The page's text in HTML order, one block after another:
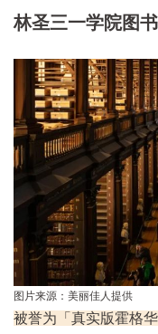
林圣三一学院图
图片来源：美丽佳人提供
被誉为「真实版霍格